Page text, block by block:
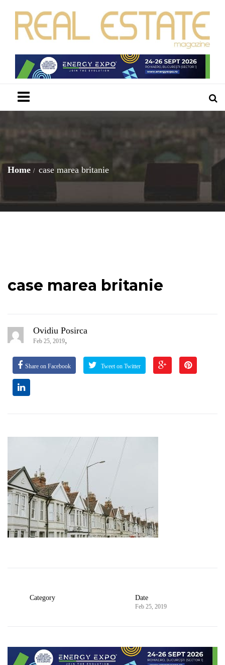
Home case marea britanie
case marea britanie
Ovidiu Posirca
Feb 25, 2019,
Share on Facebook Tweet on Twitter
Category Date
Feb 25, 2019